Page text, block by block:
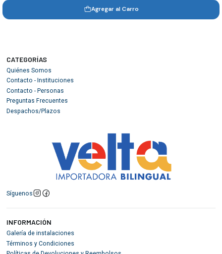
Agregar al Carro
CATEGORÍAS
Quiénes Somos
Contacto - Instituciones
Contacto - Personas
Preguntas Frecuentes
Despachos/Plazos
Síguenos
INFORMACIÓN
Galería de instalaciones
Términos y Condiciones